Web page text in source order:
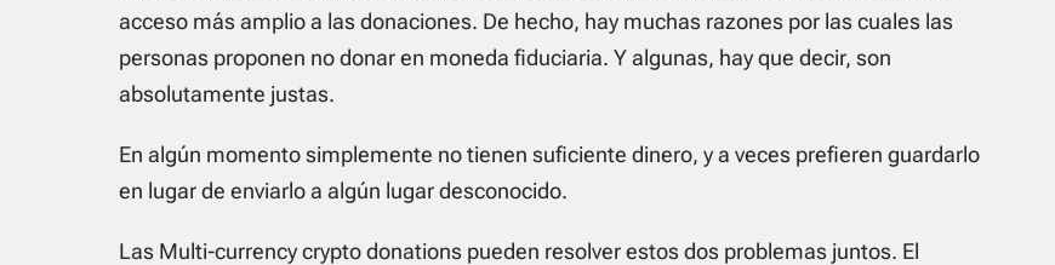
acceso más amplio a las donaciones. De hecho, hay muchas razones por las cuales las
personas proponen no donar en moneda fiduciaria. Y algunas, hay que decir, son
absolutamente justas.
En algún momento simplemente no tienen suficiente dinero, y a veces prefieren guardarlo
en lugar de enviarlo a algún lugar desconocido.
Las Multi-currency crypto donations pueden resolver estos dos problemas juntos. El